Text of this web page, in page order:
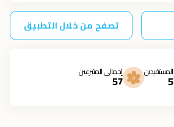
تصفح من خلال التطبيق
المستفيدين
5
إجمالي المتبرعين
57